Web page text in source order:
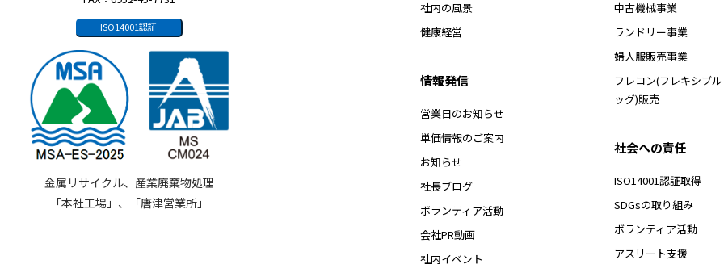
ISO14001認証
金属リサイクル、産業廃棄物処理
「本社工場」、「唐津営業所」
社内の風景
健康経営
情報発信
営業日のお知らせ
単価情報のご案内
お知らせ
社長ブログ
ボランティア活動
会社PR動画
社内イベント
中古機械事業
ランドリー事業
婦人服販売事業
フレコン(フレキシブ
ッグ)販売
社会への責任
ISO14001認証取得
SDGsの取り組み
ボランティア活動
アスリート支援